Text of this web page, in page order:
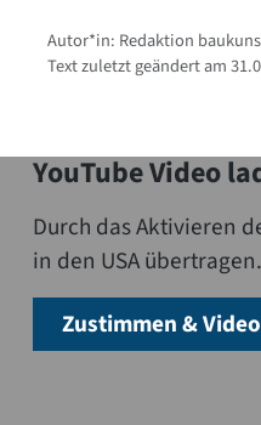
Autor*in: Redaktion
Text zuletzt geändert am
YouTube Video
Durch das Aktivieren
in den USA übertragen.